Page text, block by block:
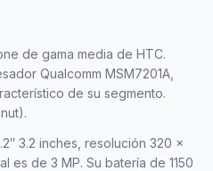
de gama media de HTC.
Qualcomm MSM7201A,
de su segmento.
3.2 inches, resolución 320 x
es de 3 MP. Su batería de 1150